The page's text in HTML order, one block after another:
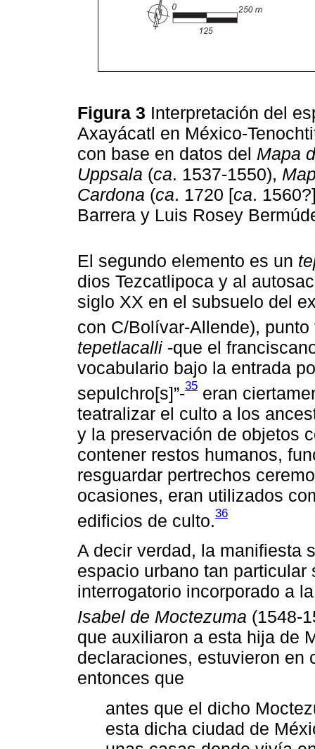
Figura 3 Interpretación del
Axayácatl en México-
con base en datos del Mapa
Uppsala (ca. 1537-1550),
Cardona (ca. 1720 [ca.
Barrera y Luis Rosey
El segundo elemento es un
dios Tezcatlipoca y al
siglo XX en el subsuelo del
con C/Bolívar-Allende),
tepetlacalli -que el
vocabulario bajo la entrada
sepulchro[s]”-35 eran
teatralizar el culto a los
y la preservación de objetos
contener restos humanos,
resguardar pertrechos
ocasiones, eran utilizados
edificios de culto.36
A decir verdad, la manifiesta
espacio urbano tan
interrogatorio incorporado a
Isabel de Moctezuma (1548-
que auxiliaron a esta hija de
declaraciones, estuvieron en
entonces que
antes que el dicho
esta dicha ciudad de